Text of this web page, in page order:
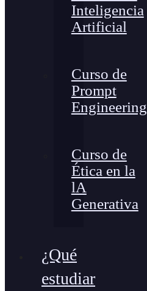
Inteligencia
Artificial
Curso de
Prompt
Engineering
Curso de
Ética en la
lA
Generativa
¿Qué
estudiar